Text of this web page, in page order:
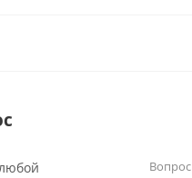
Вопрос